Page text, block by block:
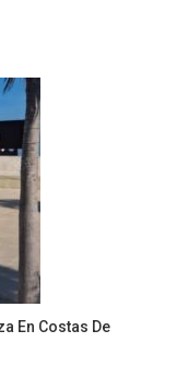
En Costas De